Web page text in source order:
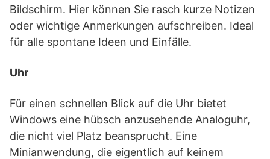
Bildschirm. Hier können Sie rasch kurze Notizen
oder wichtige Anmerkungen aufschreiben. Ideal
für alle spontane Ideen und Einfälle.
Uhr
Für einen schnellen Blick auf die Uhr bietet
Windows eine hübsch anzusehende Analoguhr,
die nicht viel Platz beansprucht. Eine
Minianwendung, die eigentlich auf keinem